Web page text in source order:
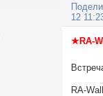
12
★RA-
RA-